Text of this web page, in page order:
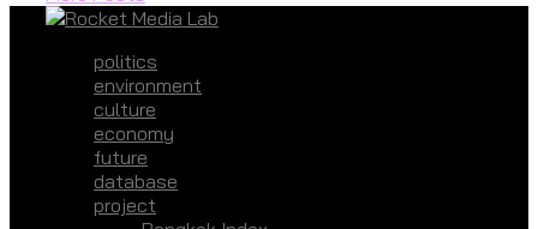
politics
environment
culture
economy
future
database
project